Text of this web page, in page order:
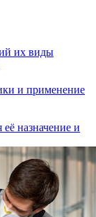
их виды
и применение
назначение и